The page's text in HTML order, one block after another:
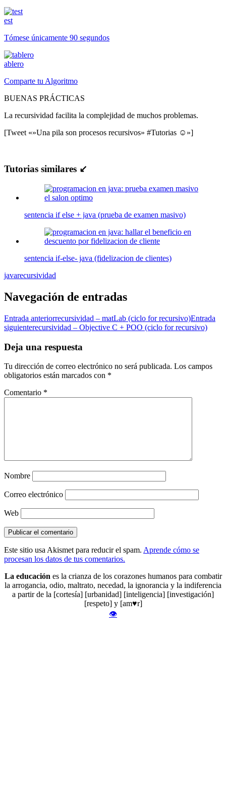
est
Tómese únicamente 90 segundos
ablero
Comparte tu Algoritmo
BUENAS PRÁCTICAS
La recursividad facilita la complejidad de muchos problemas.
[Tweet «»Una pila son procesos recursivos» #Tutorias ☺»]
Tutorias similares ↙
sentencia if else + java (prueba de examen masivo)
sentencia if-else- java (fidelizacion de clientes)
javarecursividad
Navegación de entradas
Entrada anteriorrecursividad – matLab (ciclo for recursivo)Entrada
siguienterecursividad – Objective C + POO (ciclo for recursivo)
Deja una respuesta
Tu dirección de correo electrónico no será publicada. Los campos
obligatorios están marcados con *
Comentario *
Nombre
Correo electrónico
Web
Este sitio usa Akismet para reducir el spam. Aprende cómo se
procesan los datos de tus comentarios.
La educaciónes la crianza de los corazones humanos para combatir
la arrogancia, odio, maltrato, necedad, la ignorancia y la indiferencia
a partir de la [cortesía] [urbanidad] [inteligencia] [investigación]
[respeto] y [am♥r]
👁